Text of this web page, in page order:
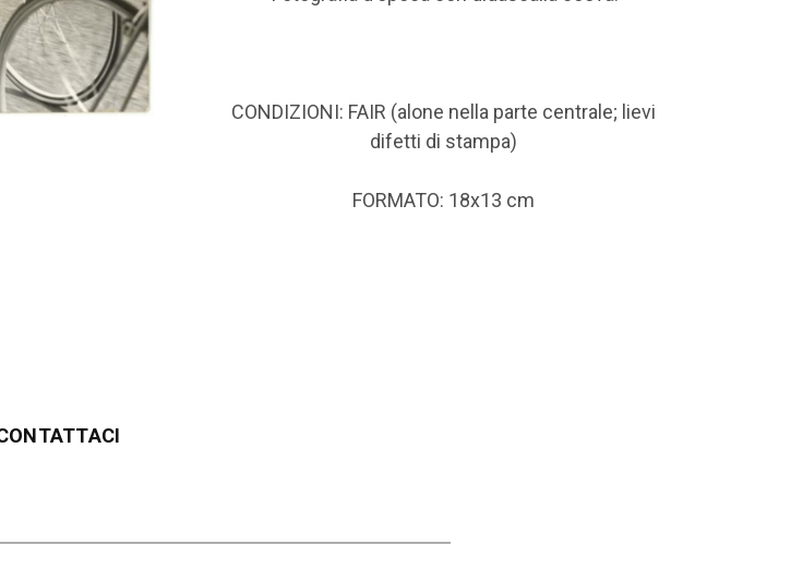
CONDIZIONI: FAIR (alone nella parte centrale; lievi
difetti di stampa)
FORMATO: 18x13 cm